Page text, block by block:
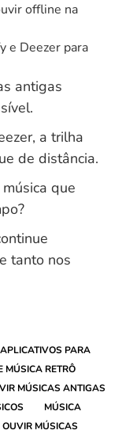
offline na
e Deezer para
antigas
a trilha
de distância.
que
tanto nos
APLICATIVOS PARA
MÚSICA RETRÔ
MÚSICAS ANTIGAS
MÚSICA
OUVIR MÚSICAS